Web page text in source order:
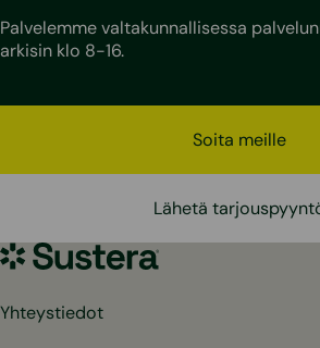
Palvelemme valtakunnallisessa
arkisin klo 8-16.
Soita meille
Lähetä
Sustera
Yhteystiedot